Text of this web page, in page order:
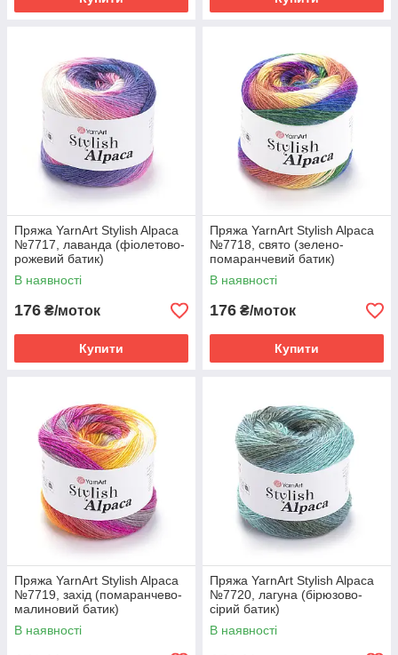
Пряжа YarnArt Stylish Alpaca
№7717, лаванда (фіолетово-
рожевий батик)
В наявності
176 ₴/моток
Купити
Пряжа YarnArt Stylish Alpaca
№7718, свято (зелено-
помаранчевий батик)
В наявності
176 ₴/моток
Купити
Пряжа YarnArt Stylish Alpaca
№7719, захід (помаранчево-
малиновий батик)
В наявності
Пряжа YarnArt Stylish Alpaca
№7720, лагуна (бірюзово-
сірий батик)
В наявності